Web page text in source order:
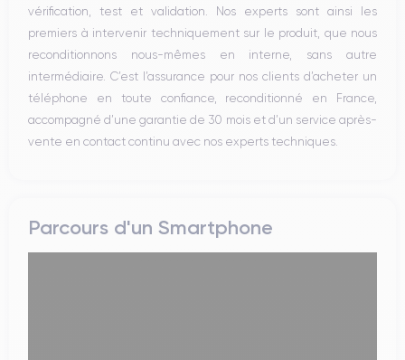
vérification, test et validation. Nos experts sont ainsi les
premiers à intervenir techniquement sur le produit, que nous
reconditionnons nous-mêmes en interne, sans autre
intermédiaire. C’est l’assurance pour nos clients d’acheter un
téléphone en toute confiance, reconditionné en France,
accompagné d’une garantie de 30 mois et d’un service après-
vente en contact continu avec nos experts techniques.
Parcours d'un Smartphone